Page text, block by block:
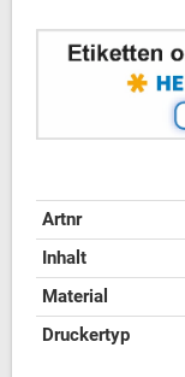
Artnr
Inhalt
Material
Druckertyp